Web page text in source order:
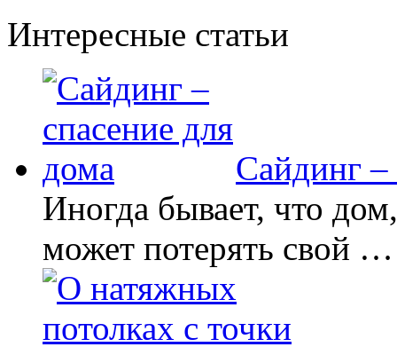
Интересные статьи
Сайдинг –
Иногда бывает, что
может потерять свой …